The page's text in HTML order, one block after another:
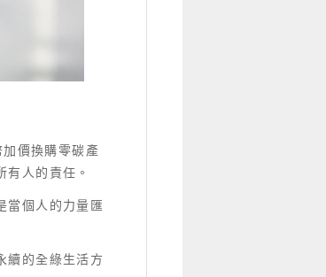
價換購零碳產
人的責任。
當個人的力量匯
續的全綠生活方